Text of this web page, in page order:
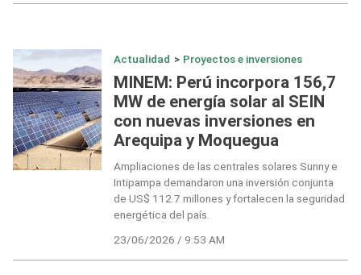
Actualidad > Proyectos e inversiones
MINEM: Perú incorpora 156,7
MW de energía solar al SEIN
con nuevas inversiones en
Arequipa y Moquegua
Ampliaciones de las centrales solares Sunny e
Intipampa demandaron una inversión conjunta
de US$ 112.7 millones y fortalecen la seguridad
energética del país.
23/06/2026 / 9:53 AM